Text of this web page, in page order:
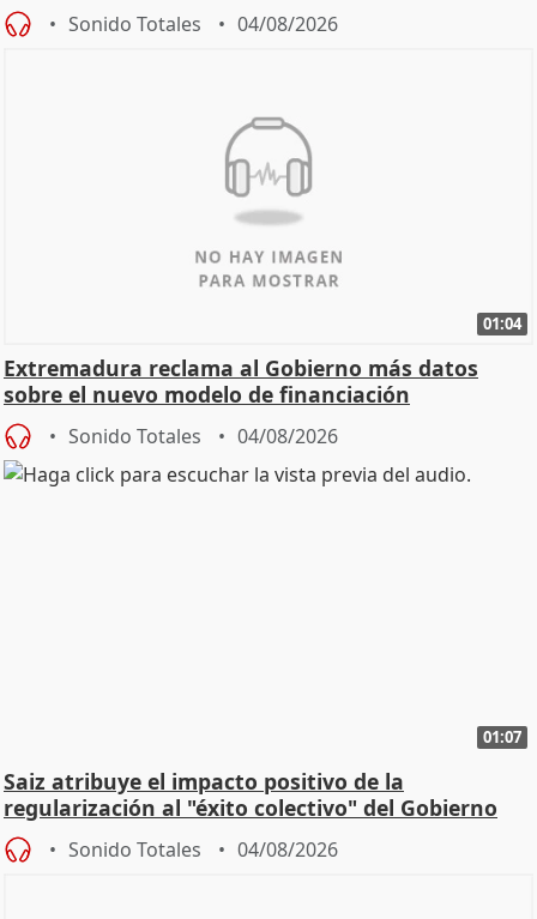
Sonido Totales 04/08/2026
01:04
Extremadura reclama al Gobierno más datos
sobre el nuevo modelo de financiación
Sonido Totales 04/08/2026
01:07
Saiz atribuye el impacto positivo de la
regularización al "éxito colectivo" del Gobierno
Sonido Totales 04/08/2026